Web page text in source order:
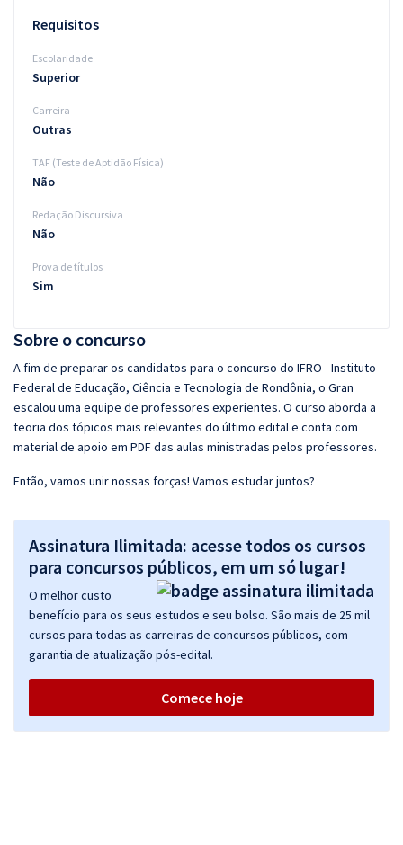
Sobre o concurso
A fim de preparar os candidatos para o concurso do IFRO - Instituto
Federal de Educação, Ciência e Tecnologia de Rondônia, o Gran
escalou uma equipe de professores experientes. O curso aborda a
teoria dos tópicos mais relevantes do último edital e conta com
material de apoio em PDF das aulas ministradas pelos professores.
Então, vamos unir nossas forças! Vamos estudar juntos?
Assinatura Ilimitada: acesse todos os cursos
para concursos públicos, em um só lugar!
O melhor custo
benefício para os seus estudos e seu bolso. São mais de 25 mil
cursos para todas as carreiras de concursos públicos, com
garantia de atualização pós-edital.
Comece hoje
Requisitos
Escolaridade
Superior
Carreira
Outras
TAF (Teste de Aptidão Física)
Não
Redação Discursiva
Não
Prova de títulos
Sim